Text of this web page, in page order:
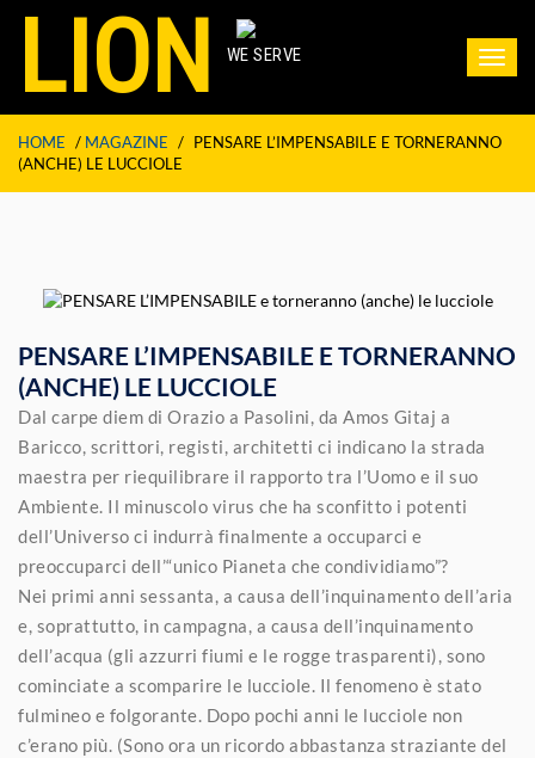
LION WE SERVE
HOME / MAGAZINE / PENSARE L’IMPENSABILE E TORNERANNO
(ANCHE) LE LUCCIOLE
PENSARE L’IMPENSABILE E TORNERANNO
(ANCHE) LE LUCCIOLE
Dal carpe diem di Orazio a Pasolini, da Amos Gitaj a
Baricco, scrittori, registi, architetti ci indicano la strada
maestra per riequilibrare il rapporto tra l’Uomo e il suo
Ambiente. Il minuscolo virus che ha sconfitto i potenti
dell’Universo ci indurrà finalmente a occuparci e
preoccuparci dell’“unico Pianeta che condividiamo”?
Nei primi anni sessanta, a causa dell’inquinamento dell’aria
e, soprattutto, in campagna, a causa dell’inquinamento
dell’acqua (gli azzurri fiumi e le rogge trasparenti), sono
cominciate a scomparire le lucciole. Il fenomeno è stato
fulmineo e folgorante. Dopo pochi anni le lucciole non
c’erano più. (Sono ora un ricordo abbastanza straziante del